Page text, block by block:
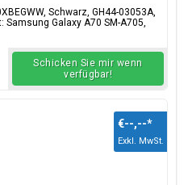
Schwarz, GH44-03053A,
Samsung Galaxy A70 SM-A705,
Schicken Sie mir wenn
verfügbar!
€--,--*
Exkl. MwSt.